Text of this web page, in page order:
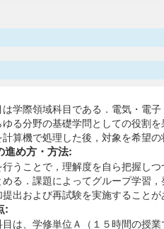
学際領域科目である．電気・電
る分野の基礎学問としての役割
計算機で処理した後，対象を希望
進め方・方法:
うことで，理解度を自ら把握し
める．課題によってグループ学習
出および再試験を実施することが
:
目は、学修単位Ａ（１５時間の授